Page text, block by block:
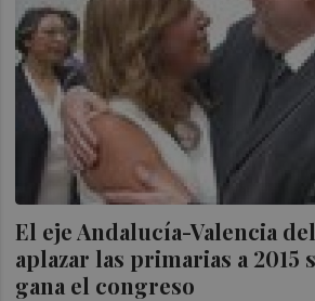
El eje Andalucía-Valencia
aplazar las primarias a 2015
gana el congreso